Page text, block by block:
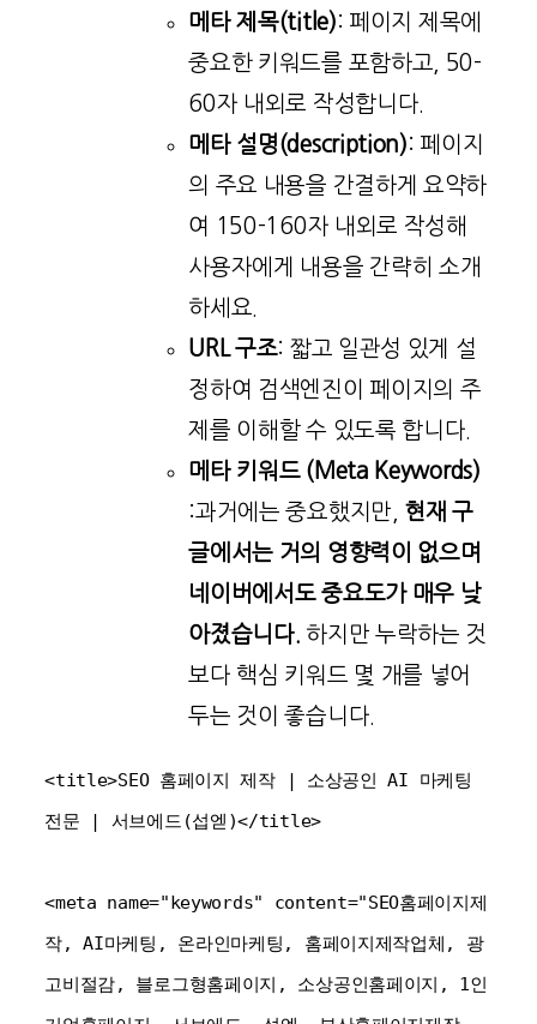
메타 제목(title): 페이지 제목에
중요한 키워드를 포함하고, 50-
60자 내외로 작성합니다.
메타 설명(description): 페이지
의 주요 내용을 간결하게 요약하
여 150-160자 내외로 작성해
사용자에게 내용을 간략히 소개
하세요.
URL 구조: 짧고 일관성 있게 설
정하여 검색엔진이 페이지의 주
제를 이해할 수 있도록 합니다.
메타 키워드 (Meta Keywords)
:과거에는 중요했지만, 현재 구
글에서는 거의 영향력이 없으며
네이버에서도 중요도가 매우 낮
아졌습니다. 하지만 누락하는 것
보다 핵심 키워드 몇 개를 넣어
두는 것이 좋습니다.
<title>SEO 홈페이지 제작 | 소상공인 AI 마케팅
전문 | 서브에드(섭엗)</title>
<meta name="keywords" content="SEO홈페이지제
작, AI마케팅, 온라인마케팅, 홈페이지제작업체, 광
고비절감, 블로그형홈페이지, 소상공인홈페이지, 1인